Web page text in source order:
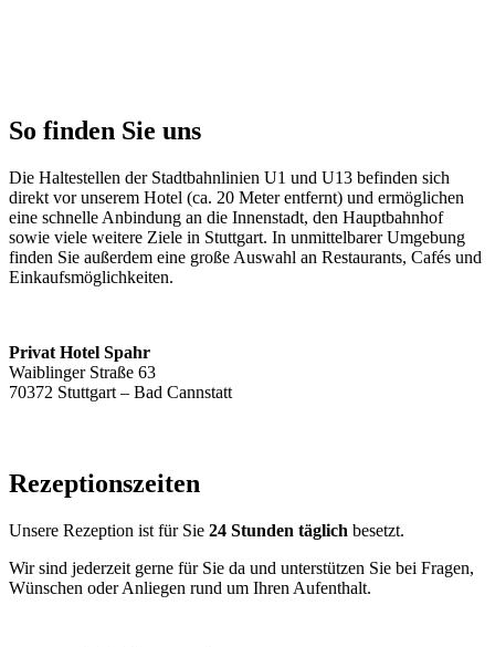
So finden Sie uns
Die Haltestellen der Stadtbahnlinien U1 und U13 befinden sich
direkt vor unserem Hotel (ca. 20 Meter entfernt) und ermöglichen
eine schnelle Anbindung an die Innenstadt, den Hauptbahnhof
sowie viele weitere Ziele in Stuttgart. In unmittelbarer Umgebung
finden Sie außerdem eine große Auswahl an Restaurants, Cafés und
Einkaufsmöglichkeiten.
Privat Hotel Spahr
Waiblinger Straße 63
70372 Stuttgart – Bad Cannstatt
Rezeptionszeiten
Unsere Rezeption ist für Sie 24 Stunden täglich besetzt.
Wir sind jederzeit gerne für Sie da und unterstützen Sie bei Fragen,
Wünschen oder Anliegen rund um Ihren Aufenthalt.